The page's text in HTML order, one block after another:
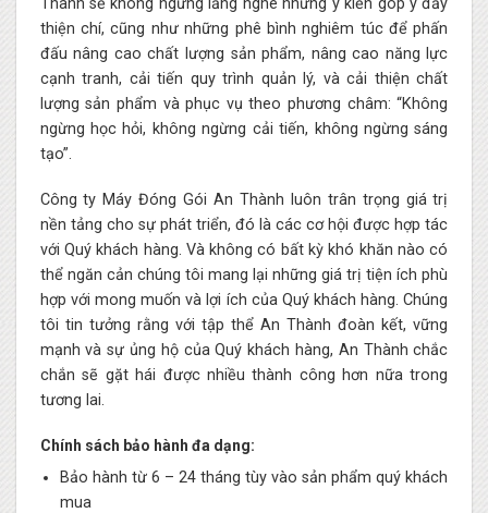
Thành sẽ không ngừng lắng nghe những ý kiến góp ý đầy
thiện chí, cũng như những phê bình nghiêm túc để phấn
đấu nâng cao chất lượng sản phẩm, nâng cao năng lực
cạnh tranh, cải tiến quy trình quản lý, và cải thiện chất
lượng sản phẩm và phục vụ theo phương châm: “Không
ngừng học hỏi, không ngừng cải tiến, không ngừng sáng
tạo”.
Công ty Máy Đóng Gói An Thành luôn trân trọng giá trị
nền tảng cho sự phát triển, đó là các cơ hội được hợp tác
với Quý khách hàng. Và không có bất kỳ khó khăn nào có
thể ngăn cản chúng tôi mang lại những giá trị tiện ích phù
hợp với mong muốn và lợi ích của Quý khách hàng. Chúng
tôi tin tưởng rằng với tập thể An Thành đoàn kết, vững
mạnh và sự ủng hộ của Quý khách hàng, An Thành chắc
chắn sẽ gặt hái được nhiều thành công hơn nữa trong
tương lai.
Chính sách bảo hành đa dạng:
Bảo hành từ 6 – 24 tháng tùy vào sản phẩm quý khách
mua